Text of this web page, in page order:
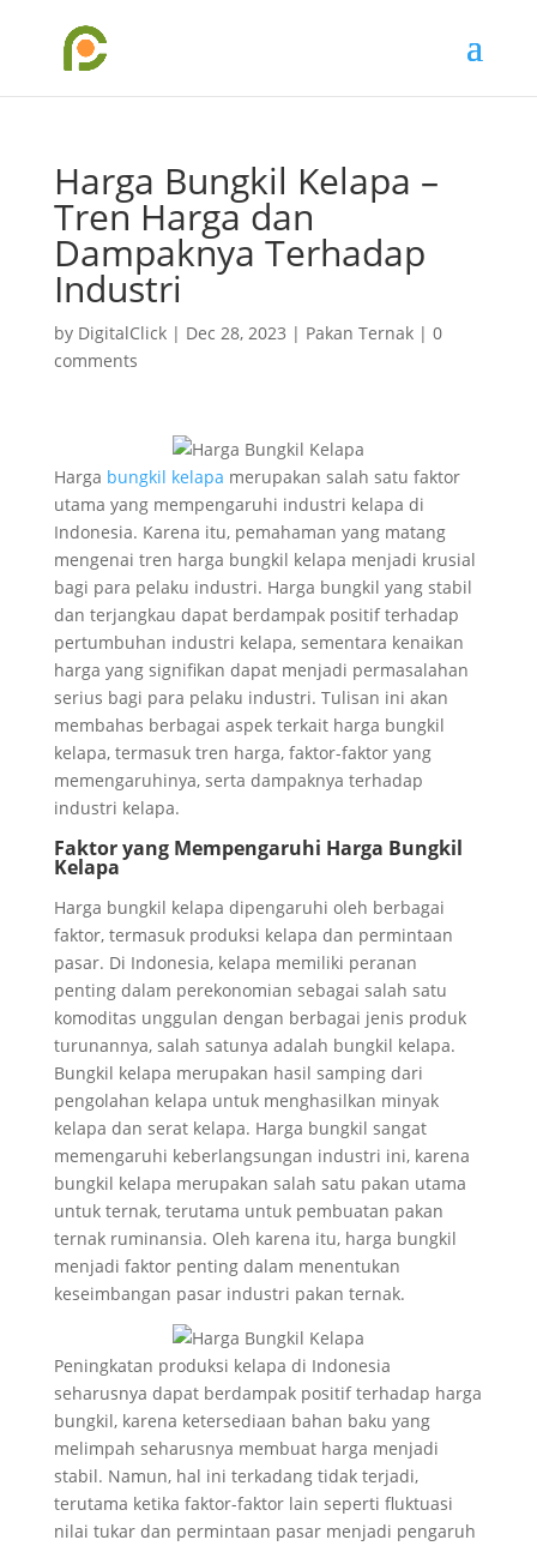
Harga Bungkil Kelapa –
Tren Harga dan
Dampaknya Terhadap
Industri
by DigitalClick| Dec 28, 2023 | Pakan Ternak| 0
comments
Harga bungkil kelapa merupakan salah satu faktor
utama yang mempengaruhi industri kelapa di
Indonesia. Karena itu, pemahaman yang matang
mengenai tren harga bungkil kelapa menjadi krusial
bagi para pelaku industri. Harga bungkil yang stabil
dan terjangkau dapat berdampak positif terhadap
pertumbuhan industri kelapa, sementara kenaikan
harga yang signifikan dapat menjadi permasalahan
serius bagi para pelaku industri. Tulisan ini akan
membahas berbagai aspek terkait harga bungkil
kelapa, termasuk tren harga, faktor-faktor yang
memengaruhinya, serta dampaknya terhadap
industri kelapa.
Faktor yang Mempengaruhi Harga Bungkil
Kelapa
Harga bungkil kelapa dipengaruhi oleh berbagai
faktor, termasuk produksi kelapa dan permintaan
pasar. Di Indonesia, kelapa memiliki peranan
penting dalam perekonomian sebagai salah satu
komoditas unggulan dengan berbagai jenis produk
turunannya, salah satunya adalah bungkil kelapa.
Bungkil kelapa merupakan hasil samping dari
pengolahan kelapa untuk menghasilkan minyak
kelapa dan serat kelapa. Harga bungkil sangat
memengaruhi keberlangsungan industri ini, karena
bungkil kelapa merupakan salah satu pakan utama
untuk ternak, terutama untuk pembuatan pakan
ternak ruminansia. Oleh karena itu, harga bungkil
menjadi faktor penting dalam menentukan
keseimbangan pasar industri pakan ternak.
Peningkatan produksi kelapa di Indonesia
seharusnya dapat berdampak positif terhadap harga
bungkil, karena ketersediaan bahan baku yang
melimpah seharusnya membuat harga menjadi
stabil. Namun, hal ini terkadang tidak terjadi,
terutama ketika faktor-faktor lain seperti fluktuasi
nilai tukar dan permintaan pasar menjadi pengaruh